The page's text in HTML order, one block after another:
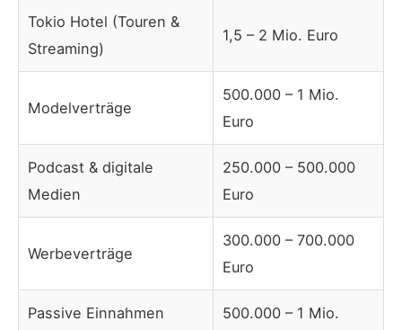
Tokio Hotel (Touren &
Streaming)
1,5 – 2 Mio. Euro
Modelverträge
500.000 – 1 Mio.
Euro
Podcast & digitale
Medien
250.000 – 500.000
Euro
Werbeverträge
300.000 – 700.000
Euro
Passive Einnahmen
500.000 – 1 Mio.